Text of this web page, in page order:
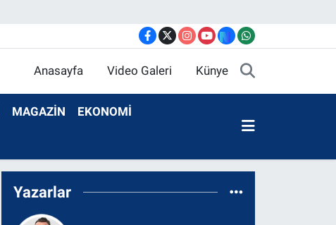
Anasayfa Video Galeri Künye
MAGAZİN EKONOMİ
Yazarlar